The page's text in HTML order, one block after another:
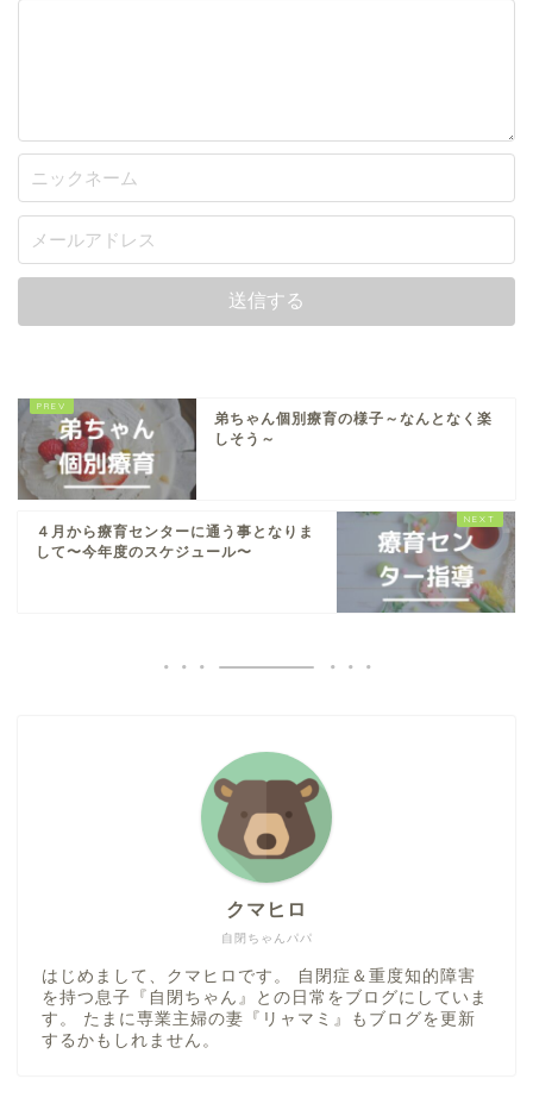
弟ちゃん個別療育の様子～なんとなく楽
しそう～
４月から療育センターに通う事となりま
して〜今年度のスケジュール〜
自閉ちゃんパパ
クマヒロ
はじめまして、クマヒロです。 自閉症＆重度知的障害
を持つ息子『自閉ちゃん』との日常をブログにしていま
す。 たまに専業主婦の妻『リャマミ』もブログを更新
するかもしれません。